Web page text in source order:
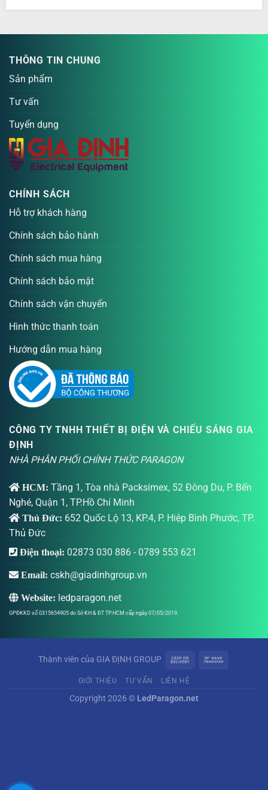
THÔNG TIN CHUNG
Sản phẩm
Tư vấn
Tuyển dụng
CHÍNH SÁCH
Hỗ trợ khách hàng
Chính sách bảo hành
Chính sách mua hàng
Chính sách bảo mật
Chính sách vận chuyển
Hình thức thanh toán
Hướng dẫn mua hàng
CÔNG TY TNHH THIẾT BỊ ĐIỆN VÀ CHIẾU SÁNG GIA
ĐỊNH
NHÀ PHÂN PHỐI CHÍNH THỨC PARAGON
HCM: Tầng 1, Tòa nhà Packsimex, 52 Đông Du, P. Bến
Nghé, Quận 1, TP.Hồ Chí Minh
Thủ Đức: 652 Quốc Lộ 13, KP.4, P. Hiệp Bình Phước, TP.
Thủ Đức
Điện thoại: 02873 030 886 - 0789 553 621
Email: cskh@giadinhgroup.vn
Website: ledparagon.net
GPĐKKD số 0315654905 do Sở KH & ĐT TP.HCM cấp ngày 07/05/2019.
Thành viên của GIA ĐỊNH GROUP
GIỚI THIỆU TƯ VẤN LIÊN HỆ
Copyright 2026 © LedParagon.net